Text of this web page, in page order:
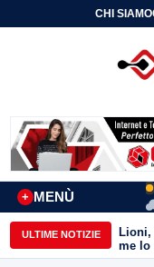
CHI SIAMO
MENÙ
+
ULTIME NOTIZIE
Lioni,
me lo